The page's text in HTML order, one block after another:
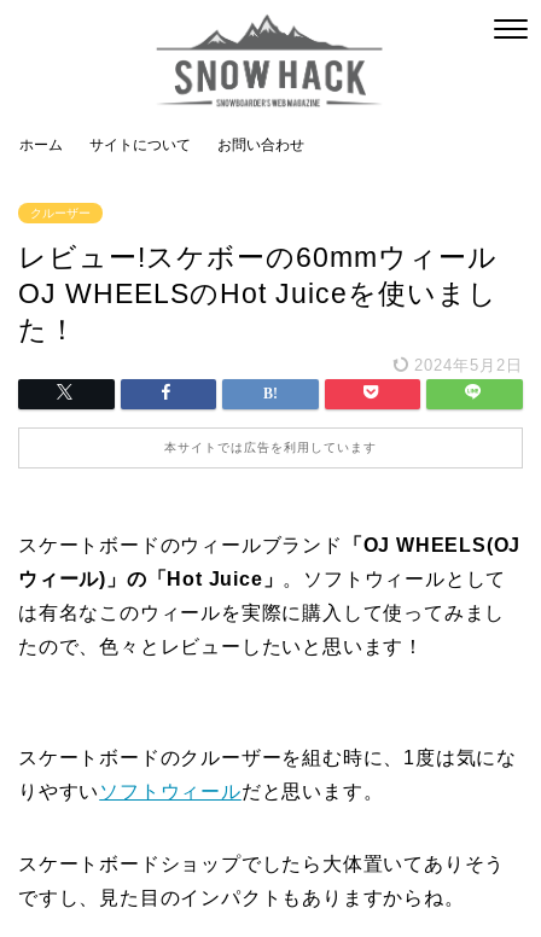
ホーム サイトについて お問い合わせ
クルーザー
レビュー!スケボーの60mmウィール
OJ WHEELSのHot Juiceを使いまし
た！
2024年5月2日
本サイトでは広告を利用しています
スケートボードのウィールブランド
「OJ WHEELS(OJ
ウィール)」の「Hot Juice」 。ソフトウィールとして
は有名なこのウィールを実際に購入して使ってみまし
たので、色々とレビューしたいと思います！
スケートボードのクルーザーを組む時に、1度は気にな
りやすい ソフトウィールだと思います。
スケートボードショップでしたら大体置いてありそう
ですし、見た目のインパクトもありますからね。